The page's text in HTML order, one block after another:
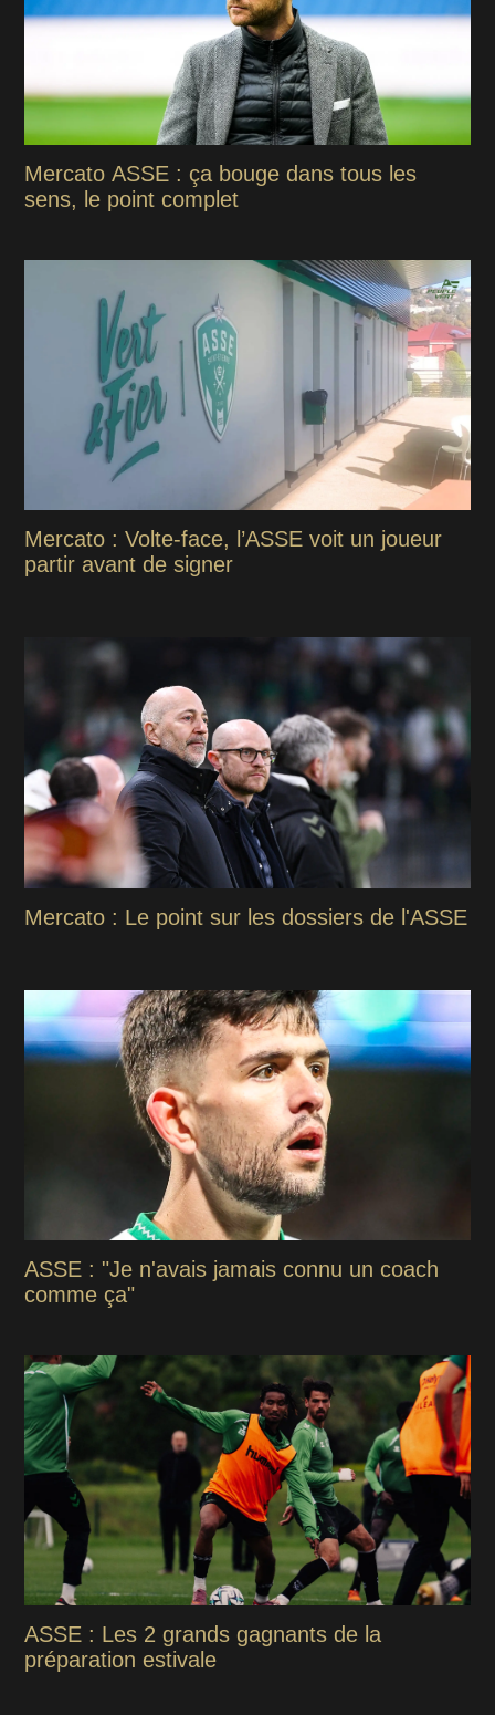
Mercato ASSE : ça bouge dans tous les
sens, le point complet
Mercato : Volte-face, l’ASSE voit un joueur
partir avant de signer
Mercato : Le point sur les dossiers de l'ASSE
ASSE : "Je n'avais jamais connu un coach
comme ça"
ASSE : Les 2 grands gagnants de la
préparation estivale